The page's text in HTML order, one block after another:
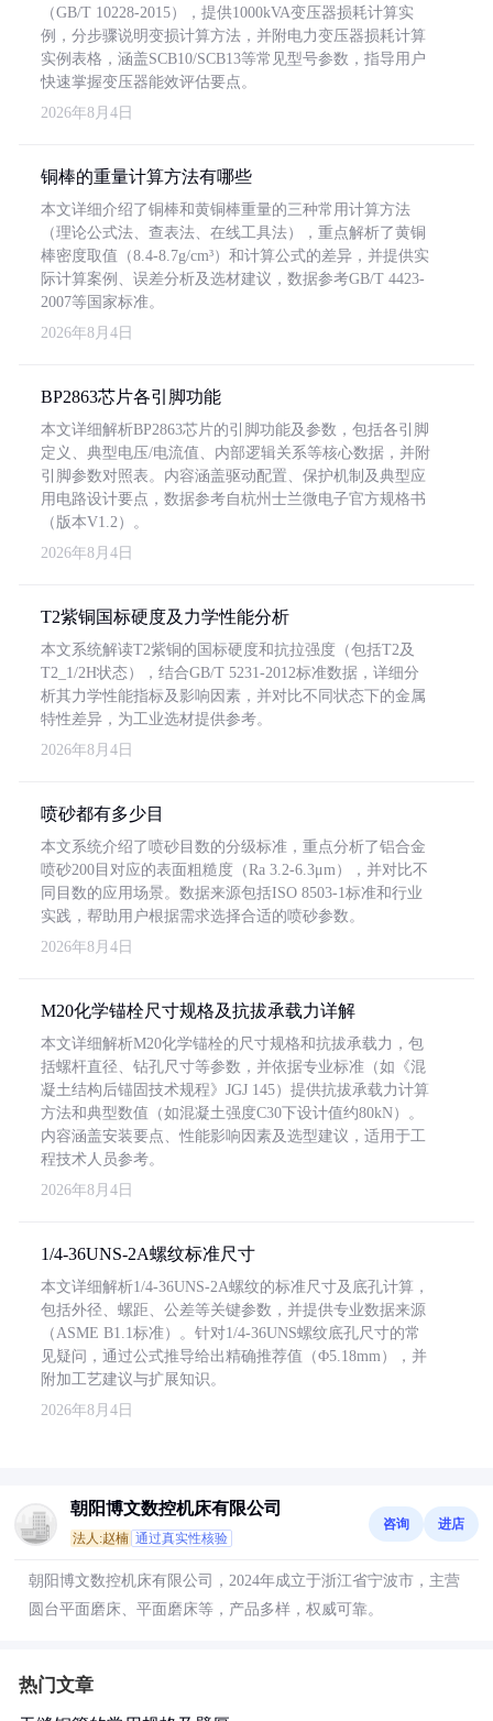
（GB/T 10228-2015），提供1000kVA变压器损耗计算实
例，分步骤说明变损计算方法，并附电力变压器损耗计算
实例表格，涵盖SCB10/SCB13等常见型号参数，指导用户
快速掌握变压器能效评估要点。
2026年8月4日
铜棒的重量计算方法有哪些
本文详细介绍了铜棒和黄铜棒重量的三种常用计算方法
（理论公式法、查表法、在线工具法），重点解析了黄铜
棒密度取值（8.4-8.7g/cm³）和计算公式的差异，并提供实
际计算案例、误差分析及选材建议，数据参考GB/T 4423-
2007等国家标准。
2026年8月4日
BP2863芯片各引脚功能
本文详细解析BP2863芯片的引脚功能及参数，包括各引脚
定义、典型电压/电流值、内部逻辑关系等核心数据，并附
引脚参数对照表。内容涵盖驱动配置、保护机制及典型应
用电路设计要点，数据参考自杭州士兰微电子官方规格书
（版本V1.2）。
2026年8月4日
T2紫铜国标硬度及力学性能分析
本文系统解读T2紫铜的国标硬度和抗拉强度（包括T2及
T2_1/2H状态），结合GB/T 5231-2012标准数据，详细分
析其力学性能指标及影响因素，并对比不同状态下的金属
特性差异，为工业选材提供参考。
2026年8月4日
喷砂都有多少目
本文系统介绍了喷砂目数的分级标准，重点分析了铝合金
喷砂200目对应的表面粗糙度（Ra 3.2-6.3μm），并对比不
同目数的应用场景。数据来源包括ISO 8503-1标准和行业
实践，帮助用户根据需求选择合适的喷砂参数。
2026年8月4日
M20化学锚栓尺寸规格及抗拔承载力详解
本文详细解析M20化学锚栓的尺寸规格和抗拔承载力，包
括螺杆直径、钻孔尺寸等参数，并依据专业标准（如《混
凝土结构后锚固技术规程》JGJ 145）提供抗拔承载力计算
方法和典型数值（如混凝土强度C30下设计值约80kN）。
内容涵盖安装要点、性能影响因素及选型建议，适用于工
程技术人员参考。
2026年8月4日
1/4-36UNS-2A螺纹标准尺寸
本文详细解析1/4-36UNS-2A螺纹的标准尺寸及底孔计算，
包括外径、螺距、公差等关键参数，并提供专业数据来源
（ASME B1.1标准）。针对1/4-36UNS螺纹底孔尺寸的常
见疑问，通过公式推导给出精确推荐值（Φ5.18mm），并
附加工艺建议与扩展知识。
2026年8月4日
朝阳博文数控机床有限公司
法人:赵楠 通过真实性核验
咨询 进店
朝阳博文数控机床有限公司，2024年成立于浙江省宁波市，主营
圆台平面磨床、平面磨床等，产品多样，权威可靠。
热门文章